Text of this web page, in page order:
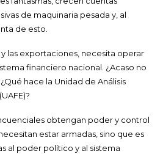
de maquinaria pesada y, al
de esto.
las exportaciones, necesita operar
financiero nacional. ¿Acaso no
hace la Unidad de Análisis
obtengan poder y control
estar armadas, sino que es
al poder político y al sistema